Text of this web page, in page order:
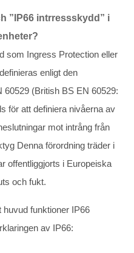
”IP66 intrressskydd” i
som Ingress Protection eller
enligt den
60529 (British BS EN 60529:
för att definiera nivåerna av
mot intrång från
Denna förordning träder i
offentliggjorts i Europeiska
och fukt.
huvud funktioner IP66
av IP66: